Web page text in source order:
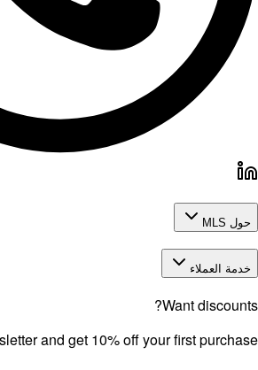
Subscribe to our newsletter and get